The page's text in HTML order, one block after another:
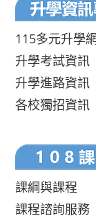
115多元升學
升學考試資訊
升學進路資訊
各校獨招資訊
課綱與課程
課程諮詢服務